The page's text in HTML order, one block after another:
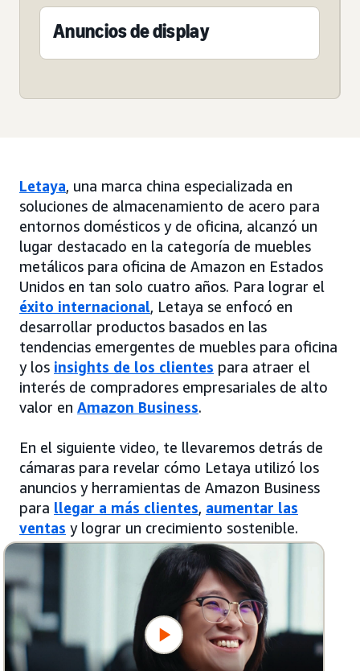
Anuncios de display
Letaya, una marca china especializada en
soluciones de almacenamiento de acero para
entornos domésticos y de oficina, alcanzó un
lugar destacado en la categoría de muebles
metálicos para oficina de Amazon en Estados
Unidos en tan solo cuatro años. Para lograr el
éxito internacional, Letaya se enfocó en
desarrollar productos basados en las
tendencias emergentes de muebles para oficina
y los insights de los clientes para atraer el
interés de compradores empresariales de alto
valor en Amazon Business.
En el siguiente video, te llevaremos detrás de
cámaras para revelar cómo Letaya utilizó los
anuncios y herramientas de Amazon Business
para llegar a más clientes, aumentar las
ventas y lograr un crecimiento sostenible.